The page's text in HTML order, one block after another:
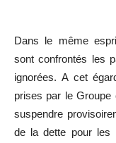
Dans le même
sont confrontés les
ignorées. A cet
prises par le
suspendre
de la dette pour les